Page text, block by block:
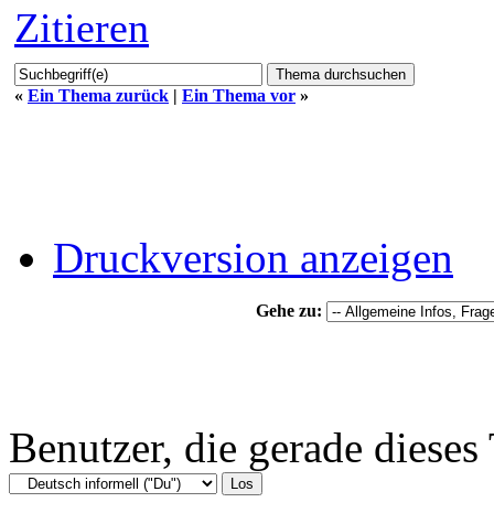
Zitieren
« Ein Thema zurück | Ein Thema vor »
Druckversion anzeigen
Gehe zu:
Benutzer, die gerade